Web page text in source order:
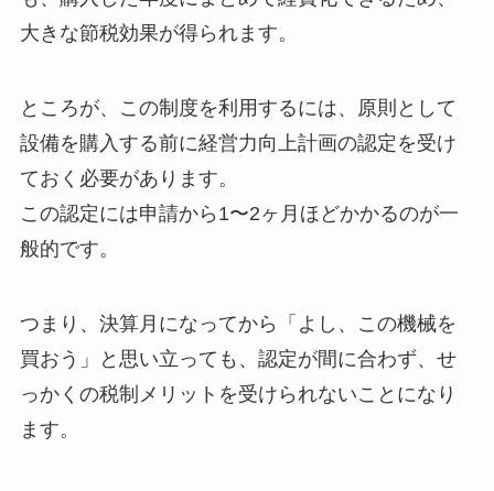
大きな節税効果が得られます。
ところが、この制度を利用するには、原則として
設備を購入する前に経営力向上計画の認定を受け
ておく必要があります。
この認定には申請から1〜2ヶ月ほどかかるのが一
般的です。
つまり、決算月になってから「よし、この機械を
買おう」と思い立っても、認定が間に合わず、せ
っかくの税制メリットを受けられないことになり
ます。